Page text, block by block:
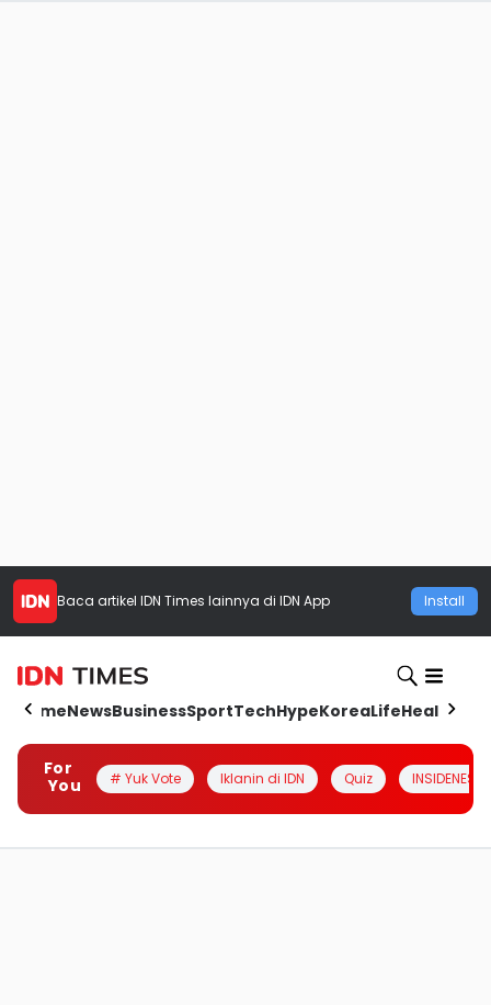
Baca artikel IDN Times lainnya di IDN App Install
HomeNewsBusinessSportTechHypeKoreaLifeHealth
For
You
# Yuk Vote Iklanin di IDN Quiz INSIDENESIA